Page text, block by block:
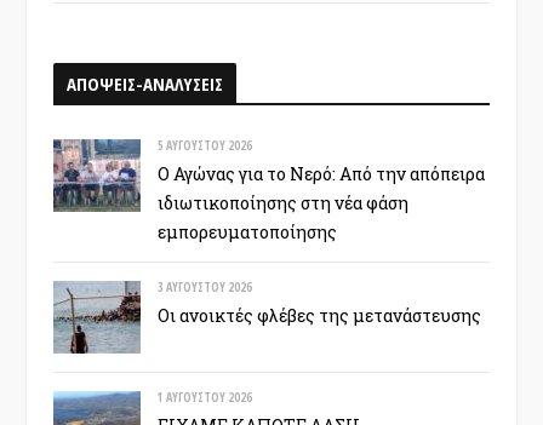
ΑΠΟΨΕΙΣ-ΑΝΑΛΥΣΕΙΣ
5 ΑΥΓΟΎΣΤΟΥ 2026
Ο Αγώνας για το Νερό: Από την απόπειρα
ιδιωτικοποίησης στη νέα φάση
εμπορευματοποίησης
3 ΑΥΓΟΎΣΤΟΥ 2026
Οι ανοικτές φλέβες της μετανάστευσης
1 ΑΥΓΟΎΣΤΟΥ 2026